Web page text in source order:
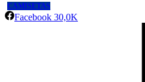
CAMISETAS
Facebook 30,0K